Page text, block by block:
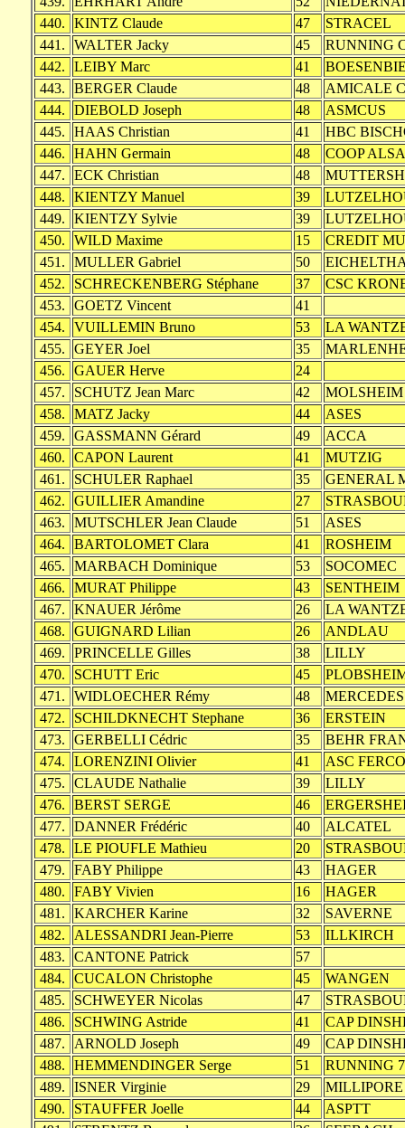
440.
KINTZ Claude 47
STRACEL
441.
WALTER Jacky 45
RUNNING
442.
LEIBY Marc 41
443.
BERGER Claude 48
AMICALE
444.
DIEBOLD Joseph 48
ASMCUS
445.
HAAS Christian 41
HBC
446.
HAHN Germain 48
COOP
447.
ECK Christian 48
448.
KIENTZY Manuel 39
449.
KIENTZY Sylvie 39
450.
WILD Maxime 15
CREDIT
451.
MULLER Gabriel 50
452.
SCHRECKENBERG Stéphane 37
CSC
453.
GOETZ Vincent
41
454.
VUILLEMIN Bruno 53
LA
455.
GEYER Joel 35
456.
GAUER Herve
24
457.
SCHUTZ Jean Marc 42
MOLSHEIM
458.
MATZ Jacky 44
ASES
459.
GASSMANN Gérard 49
ACCA
460.
CAPON Laurent 41
MUTZIG
461.
SCHULER Raphael 35
GENERAL
462.
GUILLIER Amandine 27
463.
MUTSCHLER Jean Claude 51
ASES
464.
BARTOLOMET Clara 41
ROSHEIM
465.
MARBACH Dominique 53
SOCOMEC
466.
MURAT Philippe 43
SENTHEIM
467.
KNAUER Jérôme 26
LA
468.
GUIGNARD Lilian 26
ANDLAU
469.
PRINCELLE Gilles 38
LILLY
470.
SCHUTT Eric 45
471.
WIDLOECHER Rémy 48
MERCEDES
472.
SCHILDKNECHT Stephane 36
ERSTEIN
473.
GERBELLI Cédric 35
BEHR
474.
LORENZINI Olivier 41
ASC FERCO
475.
CLAUDE Nathalie 39
LILLY
476.
BERST SERGE 46
477.
DANNER Frédéric 40
ALCATEL
478.
LE PIOUFLE Mathieu 20
479.
FABY Philippe 43
HAGER
480.
FABY Vivien 16
HAGER
481.
KARCHER Karine 32
SAVERNE
482.
ALESSANDRI Jean-Pierre 53
ILLKIRCH
483.
CANTONE Patrick
57
484.
CUCALON Christophe 45
WANGEN
485.
SCHWEYER Nicolas 47
486.
SCHWING Astride 41
CAP
487.
ARNOLD Joseph 49
CAP
488.
HEMMENDINGER Serge 51
RUNNING
489.
ISNER Virginie 29
MILLIPORE
490.
STAUFFER Joelle 44
ASPTT